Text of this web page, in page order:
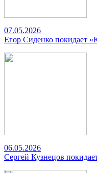
07.05.2026
Егор Сиденко покидает
06.05.2026
Сергей Кузнецов